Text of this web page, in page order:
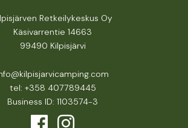
Retkeilykeskus Oy
Käsivarrentie 14663
99490 Kilpisjärvi
tel: +358 407789445
Business ID: 1103574-3